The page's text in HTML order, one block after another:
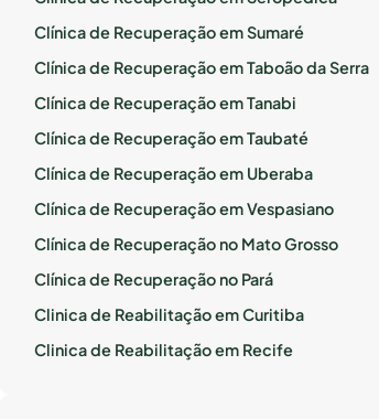
Clínica de Recuperação em Sumaré
Clínica de Recuperação em Taboão da Serra
Clínica de Recuperação em Tanabi
Clínica de Recuperação em Taubaté
Clínica de Recuperação em Uberaba
Clínica de Recuperação em Vespasiano
Clínica de Recuperação no Mato Grosso
Clínica de Recuperação no Pará
Clinica de Reabilitação em Curitiba
Clinica de Reabilitação em Recife